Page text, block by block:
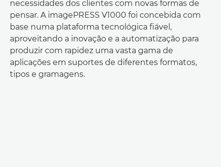
necessidades dos clientes com novas formas de
pensar. A imagePRESS V1000 foi concebida com
base numa plataforma tecnológica fiável,
aproveitando a inovação e a automatização para
produzir com rapidez uma vasta gama de
aplicações em suportes de diferentes formatos,
tipos e gramagens.